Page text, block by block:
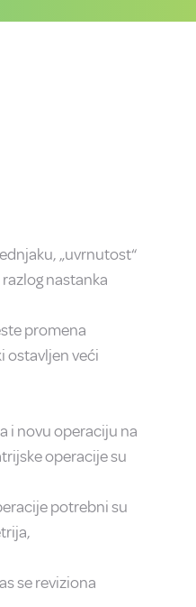
„uvrnutost“
nastanka
promena
ostavljen veći
i novu operaciju na
operacije su
potrebni su
se reviziona